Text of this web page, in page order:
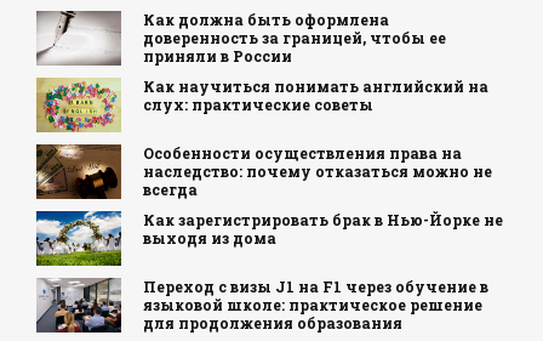
Как должна быть оформлена
доверенность за границей, чтобы ее
приняли в России
Как научиться понимать английский на
слух: практические советы
Особенности осуществления права на
наследство: почему отказаться можно не
всегда
Как зарегистрировать брак в Нью-Йорке не
выходя из дома
Переход с визы J1 на F1 через обучение в
языковой школе: практическое решение
для продолжения образования